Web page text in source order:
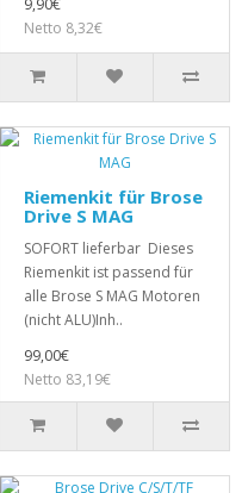
9,90€
Netto 8,32€
Riemenkit für Brose
Drive S MAG
SOFORT lieferbar Dieses
Riemenkit ist passend für
alle Brose S MAG Motoren
(nicht ALU)Inh..
99,00€
Netto 83,19€